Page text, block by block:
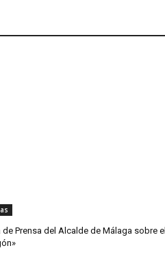
de Prensa del Alcalde de Málaga sobre el